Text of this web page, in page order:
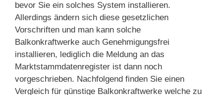
bevor Sie ein solches System installieren.
Allerdings ändern sich diese gesetzlichen
Vorschriften und man kann solche
Balkonkraftwerke auch Genehmigungsfrei
installieren, lediglich die Meldung an das
Marktstammdatenregister ist dann noch
vorgeschrieben. Nachfolgend finden Sie einen
Vergleich für günstige Balkonkraftwerke welche zu